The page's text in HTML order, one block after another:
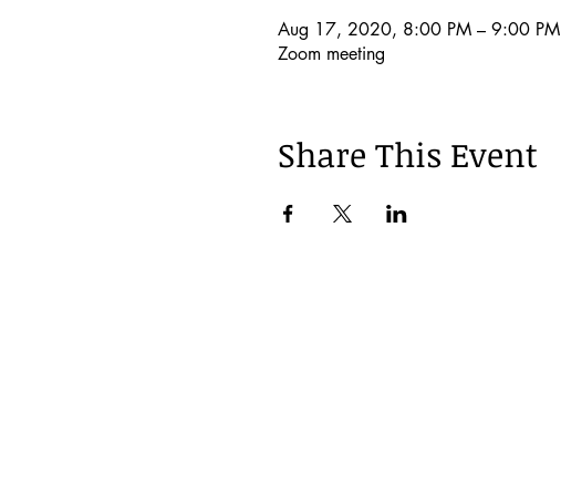
Aug 17, 2020, 8:00 PM – 9:00 PM
Zoom meeting
Share This Event